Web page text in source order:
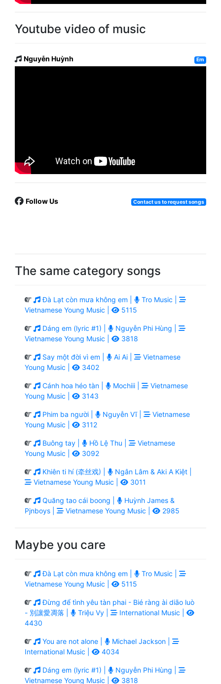
Youtube video of music
Nguyễn Huỳnh Em
Follow Us Contact us to request songs
The same category songs
Đà Lạt còn mưa không em |
Tro Music |
Vietnamese Young Music |
5115
Dáng em (lyric #1) |
Nguyễn Phi Hùng |
Vietnamese Young Music |
3818
Say một đời vì em | Ai Ai |
Vietnamese
Young Music |
3402
Cánh hoa héo tàn | Mochiii |
Vietnamese
Young Music |
3143
Phim ba người | Nguyễn Vĩ |
Vietnamese
Young Music |
3112
Buông tay | Hồ Lệ Thu |
Vietnamese
Young Music |
3092
Khiên ti hí (牵丝戏) |
Ngân Lâm & Aki A Kiệt |
Vietnamese Young Music |
3011
Quăng tao cái boong |
Huỳnh James &
Pjnboys |
Vietnamese Young Music | 2985
Maybe you care
Đà Lạt còn mưa không em |
Tro Music |
Vietnamese Young Music |
5115
Đừng để tình yêu tàn phai - Bié ràng ài diāo luò
- 別讓愛凋落 |
Triệu Vy |
International Music |
4430
You are not alone |
Michael Jackson |
International Music |
4034
Dáng em (lyric #1) |
Nguyễn Phi Hùng |
Vietnamese Young Music |
3818